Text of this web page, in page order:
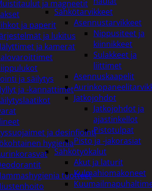
Sähkötarvikkeet
Asennustarvikkeet
Nippusiteet ja
kiinnikkeet
Sulakkeet ja
liittimet
Asennuskaapelit
Jatkojohdot
Jatkojohdot ja
ajastinkellot
Pistotulpat
Pisto ja -jakorasiat
Sähkötyökalut
Akut ja laturit
Kulmahiomakoneet
ja magneetit
ja paperit
ja lukitus
ja kamerat
ja säilytys
ja -kannattimet
ja desinfiointi
hygienia
tuotteet